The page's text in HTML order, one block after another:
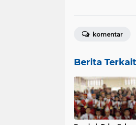
komentar
Berita Terkait